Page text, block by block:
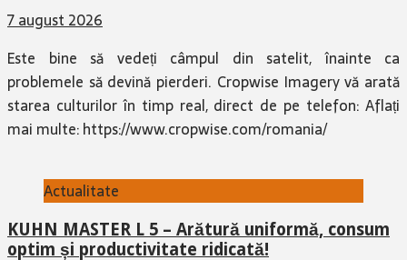
7 august 2026
Este bine să vedeți câmpul din satelit, înainte ca
problemele să devină pierderi. Cropwise Imagery vă arată
starea culturilor în timp real, direct de pe telefon: Aflați
mai multe: https://www.cropwise.com/romania/
Actualitate
KUHN MASTER L 5 – Arătură uniformă, consum
optim și productivitate ridicată!